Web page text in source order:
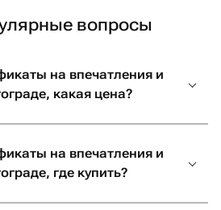
на впечатления подходят на
экстремальные и необычные
прыжок с парашютом, полет в
получить в подарок билеты в
сертификату на
вопросы
на впечатления и
какая цена?
на впечатления и
где купить?